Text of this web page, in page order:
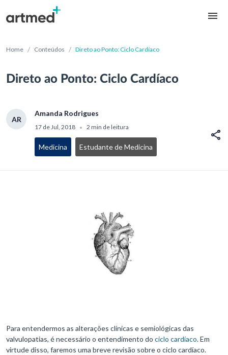
Home / Conteúdos / Direto ao Ponto: Ciclo Cardíaco
Direto ao Ponto: Ciclo Cardíaco
AR
Amanda Rodrigues
17 de Jul, 2018 • 2 min de leitura
Medicina Estudante de Medicina
Para entendermos as alterações clínicas e semiológicas das
valvulopatias, é necessário o entendimento do ciclo cardíaco. Em
virtude disso, faremos uma breve revisão sobre o ciclo cardíaco.